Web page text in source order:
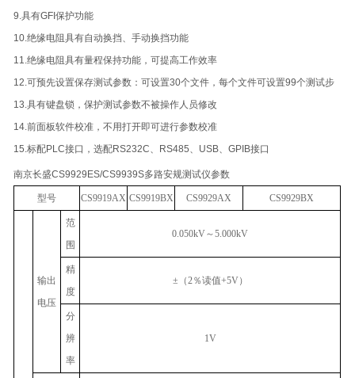
9.具有GFI保护功能
10.绝缘电阻具有自动换挡、手动换挡功能
11.绝缘电阻具有量程保持功能，可提高工作效率
12.可预先设置保存测试参数：可设置30个文件，每个文件可设置99个测试步
13.具有键盘锁，保护测试参数不被操作人员修改
14.前面板软件校准，不用打开即可进行参数校准
15.标配PLC接口，选配RS232C、RS485、USB、GPIB接口
南京长盛CS9929ES/CS9939S多路安规测试仪参数
型号 CS9919AX CS9919BX CS9929AX CS9929BX
输出
电压
范
围
0.050kV～5.000kV
精
度
± （2％读值+5V）
分
辨
率
1V